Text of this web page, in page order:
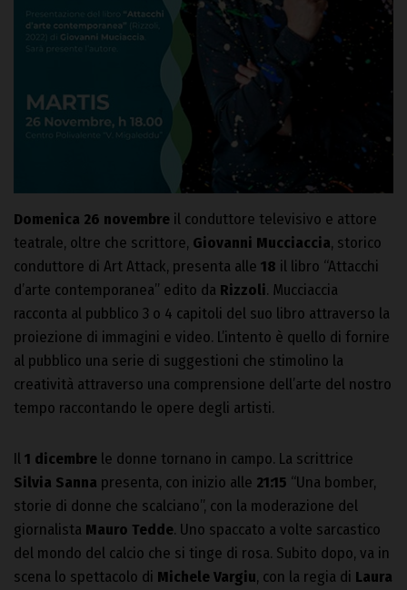
Domenica 26 novembre il conduttore televisivo e attore
teatrale, oltre che scrittore, Giovanni Mucciaccia, storico
conduttore di Art Attack, presenta alle 18 il libro “Attacchi
d’arte contemporanea” edito da Rizzoli. Mucciaccia
racconta al pubblico 3 o 4 capitoli del suo libro attraverso la
proiezione di immagini e video. L’intento è quello di fornire
al pubblico una serie di suggestioni che stimolino la
creatività attraverso una comprensione dell’arte del nostro
tempo raccontando le opere degli artisti.
Il1 dicembre le donne tornano in campo. La scrittrice
Silvia Sanna presenta, con inizio alle 21:15 “Una bomber,
storie di donne che scalciano”, con la moderazione del
giornalista Mauro Tedde. Uno spaccato a volte sarcastico
del mondo del calcio che si tinge di rosa. Subito dopo, va in
scena lo spettacolo di Michele Vargiu, con la regia di Laura